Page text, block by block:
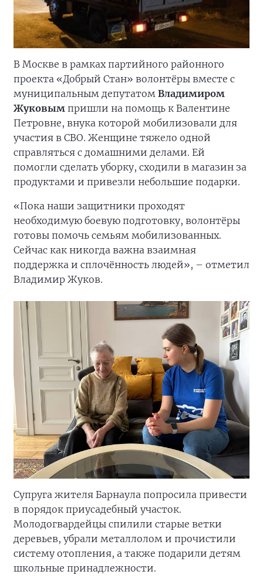
В Москве в рамках партийного районного
проекта «Добрый Стан» волонтёры вместе с
муниципальным депутатом Владимиром
Жуковым пришли на помощь к Валентине
Петровне, внука которой мобилизовали для
участия в СВО. Женщине тяжело одной
справляться с домашними делами. Ей
помогли сделать уборку, сходили в магазин за
продуктами и привезли небольшие подарки.
«Пока наши защитники проходят
необходимую боевую подготовку, волонтёры
готовы помочь семьям мобилизованных.
Сейчас как никогда важна взаимная
поддержка и сплочённость людей», – отметил
Владимир Жуков.
Супруга жителя Барнаула попросила привести
в порядок приусадебный участок.
Молодогвардейцы спилили старые ветки
деревьев, убрали металлолом и прочистили
систему отопления, а также подарили детям
школьные принадлежности.